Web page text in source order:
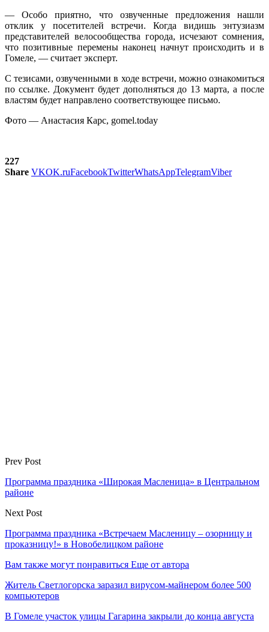
— Особо приятно, что озвученные предложения нашли
отклик у посетителей встречи. Когда видишь энтузиазм
представителей велосообщества города, исчезают сомнения,
что позитивные перемены наконец начнут происходить и в
Гомеле, — считает эксперт.
С тезисами, озвученными в ходе встречи, можно ознакомиться
по ссылке. Документ будет дополняться до 13 марта, а после
властям будет направлено соответствующее письмо.
Фото — Анастасия Карс, gomel.today
227
Share VKOK.ruFacebookTwitterWhatsAppTelegramViber
Prev Post
Программа праздника «Широкая Масленица» в Центральном
районе
Next Post
Программа праздника «Встречаем Масленицу – озорницу и
проказницу!» в Новобелицком районе
Вам также могут понравиться Еще от автора
Житель Светлогорска заразил вирусом-майнером более 500
компьютеров
В Гомеле участок улицы Гагарина закрыли до конца августа